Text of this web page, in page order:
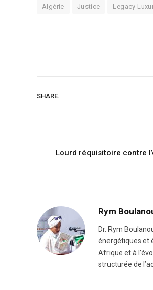
Algérie Justice Legacy
SHARE.
Lourd réquisitoire contre
Rym
Dr. Rym
énergétiques et
Afrique et à
structurée de